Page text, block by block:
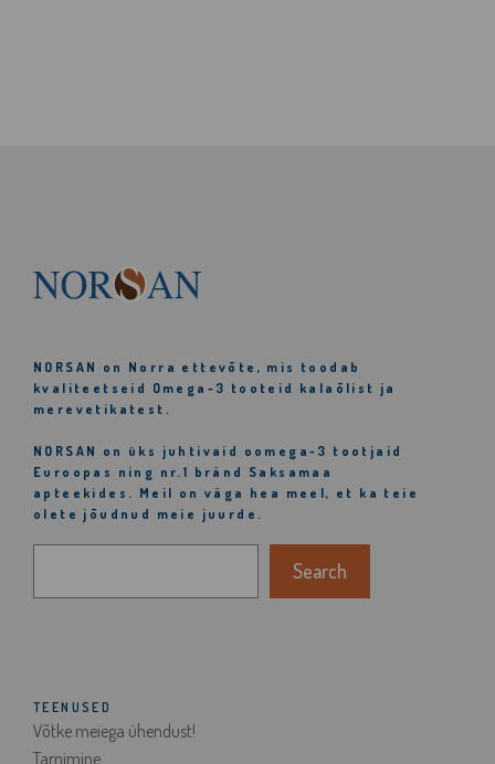
NORSAN on Norra ettevõte, mis toodab
kvaliteetseid Omega-3 tooteid kalaõlist ja
merevetikatest.
NORSAN on üks juhtivaid oomega-3 tootjaid
Euroopas ning nr.1 bränd Saksamaa
apteekides. Meil on väga hea meel, et ka teie
olete jõudnud meie juurde.
Search
TEENUSED
Võtke meiega ühendust!
Tarnimine